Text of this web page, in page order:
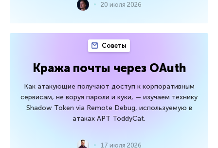
20 июля 2026
Советы
Кража почты через OAuth
Как атакующие получают доступ к корпоративным
сервисам, не воруя пароли и куки, — изучаем технику
Shadow Token via Remote Debug, используемую в
атаках APT ToddyCat.
17 июля 2026